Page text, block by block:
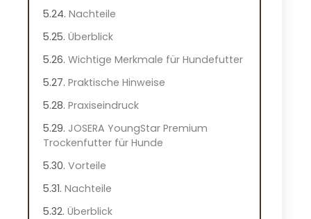
Nachteile
Überblick
Wichtige Merkmale für Hundefutter
Praktische Hinweise
Praxiseindruck
JOSERA YoungStar Premium
Trockenfutter für Hunde
Vorteile
Nachteile
Überblick